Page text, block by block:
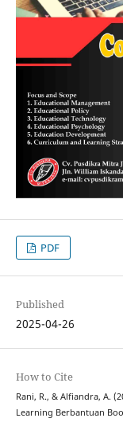
PDF
Published
2025-04-26
How to Cite
Rani, R., & Alfiandra, A.
Learning Berbantuan